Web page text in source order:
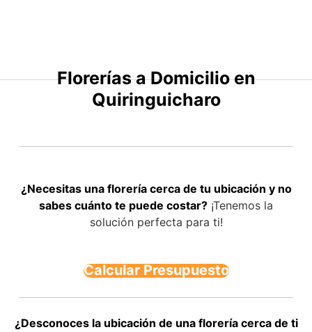
Florerías a Domicilio en
Quiringuicharo
¿Necesitas una florería cerca de tu ubicación y no
sabes cuánto te puede costar? ¡Tenemos la
solución perfecta para ti!
Calcular Presupuesto
¿Desconoces la ubicación de una florería cerca de ti